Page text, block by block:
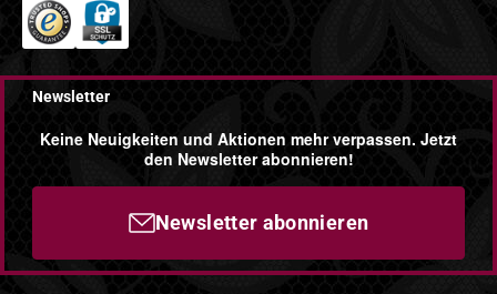
Newsletter
Keine Neuigkeiten und Aktionen mehr verpassen. Jetzt
den Newsletter abonnieren!
Newsletter abonnieren